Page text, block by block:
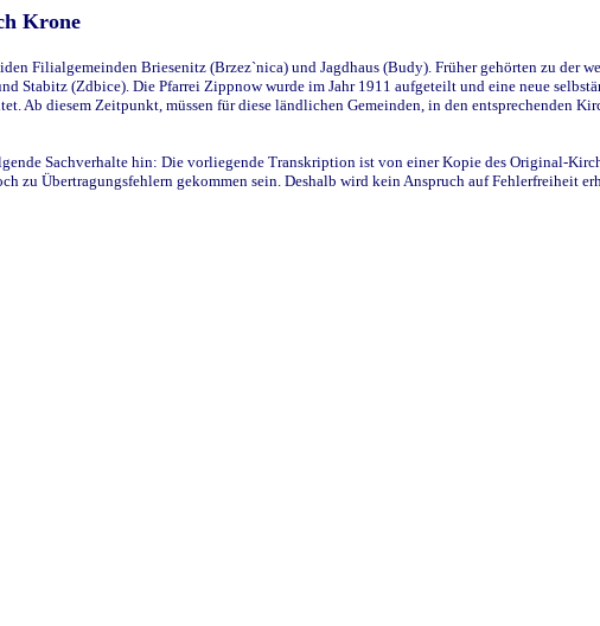
Krone
Filialgemeinden Briesenitz (Brzez`nica) und Jagdhaus (Budy). Früher gehörten zu der
Stabitz (Zdbice). Die Pfarrei Zippnow wurde im Jahr 1911 aufgeteilt und eine neue
diesem Zeitpunkt, müssen für diese ländlichen Gemeinden, in den entsprechenden
Sachverhalte hin: Die vorliegende Transkription ist von einer Kopie des Original-
zu Übertragungsfehlern gekommen sein. Deshalb wird kein Anspruch auf Fehlerfreiheit